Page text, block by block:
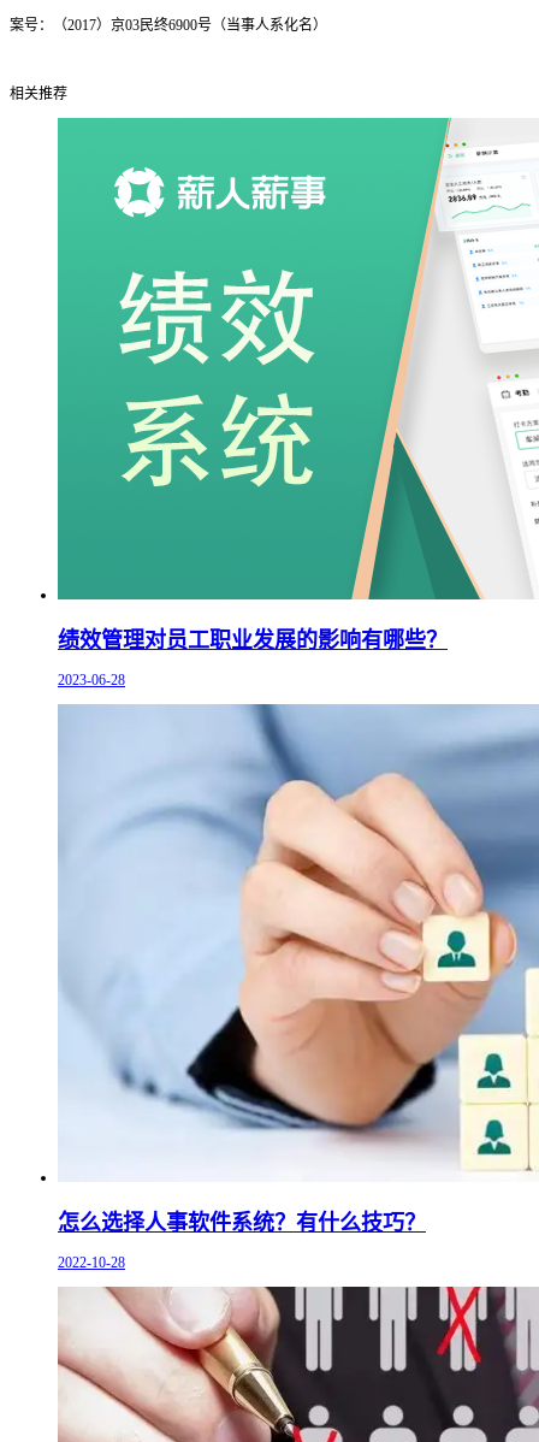
案号：（2017）京03民终6900号（当事人系化名）
相关推荐
绩效管理对员工职业发展的影响有哪些？
2023-06-28
怎么选择人事软件系统？有什么技巧？
2022-10-28